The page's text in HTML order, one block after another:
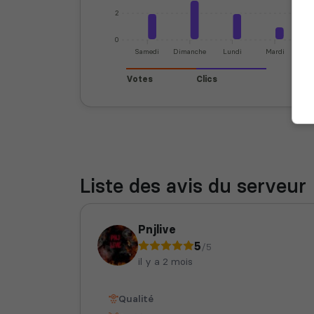
0
2
Samedi Dimanche Lundi Mardi
Votes Clics
Liste des avis du serveur
Pnjlive
5/5
il y a 2 mois
Qualité